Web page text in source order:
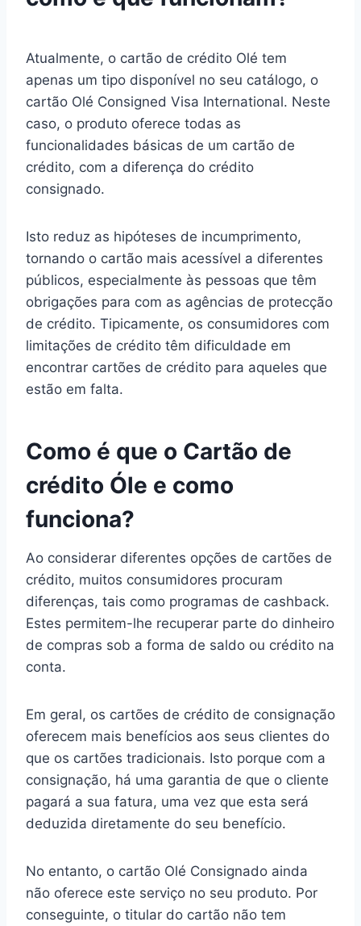
Atualmente, o cartão de crédito Olé tem
apenas um tipo disponível no seu catálogo, o
cartão Olé Consigned Visa International. Neste
caso, o produto oferece todas as
funcionalidades básicas de um cartão de
crédito, com a diferença do crédito
consignado.
Isto reduz as hipóteses de incumprimento,
tornando o cartão mais acessível a diferentes
públicos, especialmente às pessoas que têm
obrigações para com as agências de protecção
de crédito. Tipicamente, os consumidores com
limitações de crédito têm dificuldade em
encontrar cartões de crédito para aqueles que
estão em falta.
Como é que o Cartão de
crédito Óle e como
funciona?
Ao considerar diferentes opções de cartões de
crédito, muitos consumidores procuram
diferenças, tais como programas de cashback.
Estes permitem-lhe recuperar parte do dinheiro
de compras sob a forma de saldo ou crédito na
conta.
Em geral, os cartões de crédito de consignação
oferecem mais benefícios aos seus clientes do
que os cartões tradicionais. Isto porque com a
consignação, há uma garantia de que o cliente
pagará a sua fatura, uma vez que esta será
deduzida diretamente do seu benefício.
No entanto, o cartão Olé Consignado ainda
não oferece este serviço no seu produto. Por
conseguinte, o titular do cartão não tem